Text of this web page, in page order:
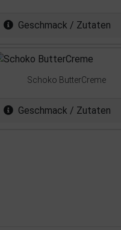
Geschmack / Zutaten
Schoko ButterCreme
Geschmack / Zutaten